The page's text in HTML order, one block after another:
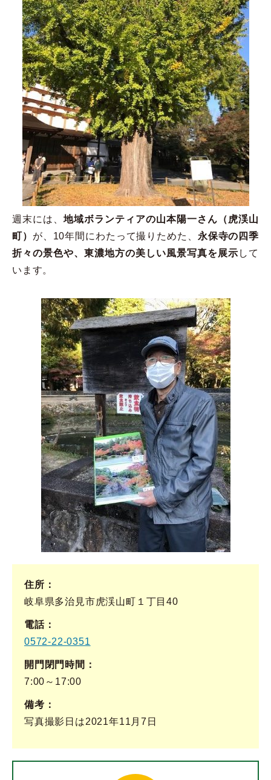
週末には、地域ボランティアの山本陽一さん（虎渓山
町） が、10年間にわたって撮りためた、 永保寺の四季
折々の景色や、東濃地方の美しい風景写真を展示 して
います。
住所
岐阜県多治見市虎渓山町１丁目40
電話
0572-22-0351
開門閉門時間
7:00～17:00
備考
写真撮影日は2021年11月7日